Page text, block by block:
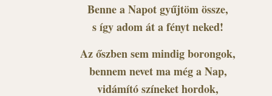
Benne a Napot gyűjtöm össze,
s így adom át a fényt neked!
Az őszben sem mindig borongok,
bennem nevet ma még a Nap,
vidámító színeket hordok,